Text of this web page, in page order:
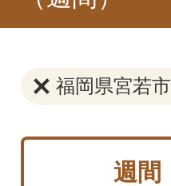
福岡県宮若市
週間